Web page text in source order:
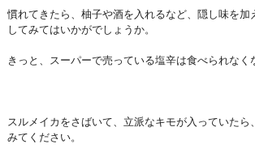
慣れてきたら、柚子や酒を入れるなど、隠し味を加
してみてはいかがでしょうか。
きっと、スーパーで売っている塩辛は食べられなく
スルメイカをさばいて、立派なキモが入っていたら
みてください。